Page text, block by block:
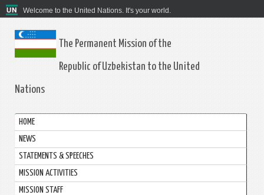
Welcome to the United Nations. It's your world.
The Permanent Mission of the
Republic of Uzbekistan to the United
Nations
HOME
NEWS
STATEMENTS & SPEECHES
MISSION ACTIVITIES
MISSION STAFF